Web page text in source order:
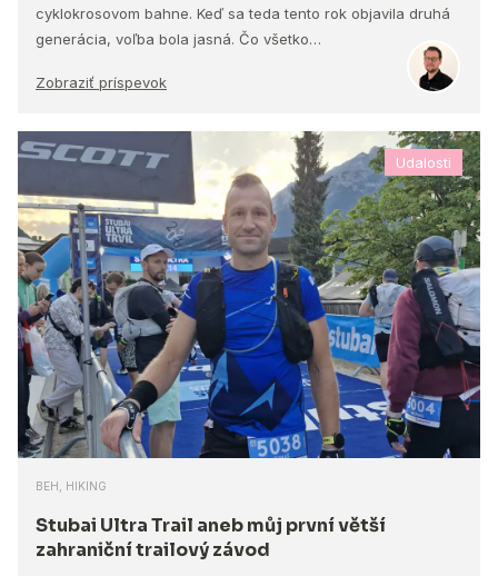
cyklokrosovom bahne. Keď sa teda tento rok objavila druhá
generácia, voľba bola jasná. Čo všetko…
Zobraziť príspevok
Udalosti
BEH, HIKING
Stubai Ultra Trail aneb můj první větší
zahraniční trailový závod